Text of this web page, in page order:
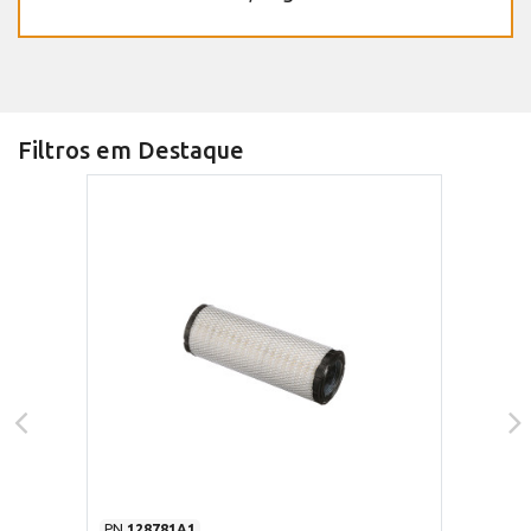
Filtros em Destaque